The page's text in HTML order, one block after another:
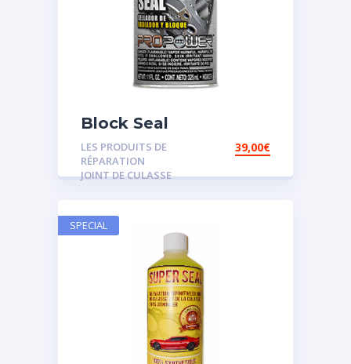
Block Seal
LES PRODUITS DE
RÉPARATION
JOINT DE CULASSE
39,00€
SPECIAL